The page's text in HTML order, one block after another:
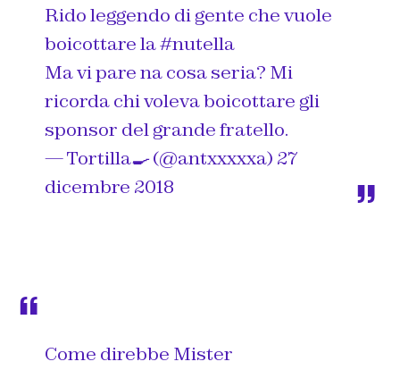
Rido leggendo di gente che vuole
boicottare la#nutella
Ma vi pare na cosa seria? Mi
ricorda chi voleva boicottare gli
sponsor del grande fratello.
— Tortilla🍳 (@antxxxxxa) 27
dicembre 2018
Come direbbe Mister